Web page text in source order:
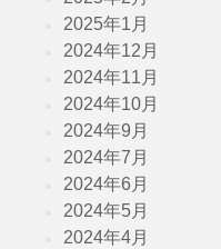
2025年1月
2024年12月
2024年11月
2024年10月
2024年9月
2024年7月
2024年6月
2024年5月
2024年4月